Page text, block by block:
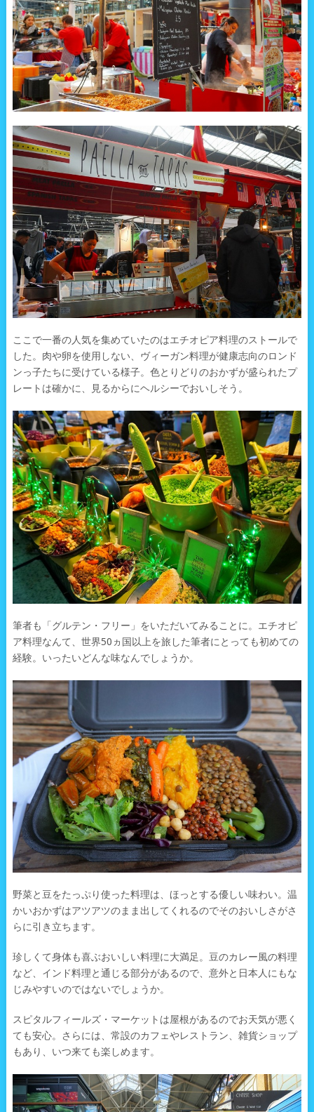
ここで一番の人気を集めていたのはエチオピア料理のストールで
した。肉や卵を使用しない、ヴィーガン料理が健康志向のロンド
ンっ子たちに受けている様子。色とりどりのおかずが盛られたプ
レートは確かに、見るからにヘルシーでおいしそう。
筆者も「グルテン・フリー」をいただいてみることに。エチオピ
ア料理なんて、世界50ヵ国以上を旅した筆者にとっても初めての
経験。いったいどんな味なんでしょうか。
野菜と豆をたっぷり使った料理は、ほっとする優しい味わい。温
かいおかずはアツアツのまま出してくれるのでそのおいしさがさ
らに引き立ちます。
珍しくて身体も喜ぶおいしい料理に大満足。豆のカレー風の料理
など、インド料理と通じる部分があるので、意外と日本人にもな
じみやすいのではないでしょうか。
スピタルフィールズ・マーケットは屋根があるのでお天気が悪く
ても安心。さらには、常設のカフェやレストラン、雑貨ショップ
もあり、いつ来ても楽しめます。